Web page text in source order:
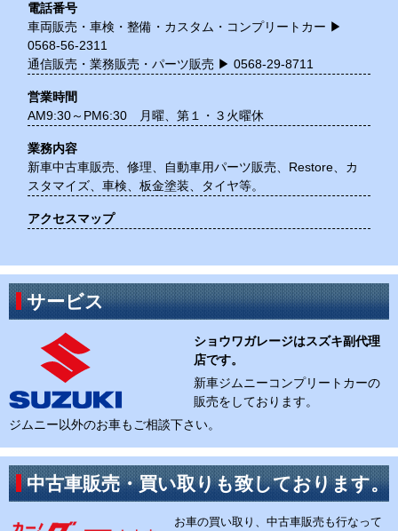
電話番号
車両販売・車検・整備・カスタム・コンプリートカー ▶︎
0568-56-2311
通信販売・業務販売・パーツ販売 ▶︎ 0568-29-8711
営業時間
AM9:30～PM6:30 月曜、第１・３火曜休
業務内容
新車中古車販売、修理、自動車用パーツ販売、Restore、カ
スタマイズ、車検、板金塗装、タイヤ等。
アクセスマップ
サービス
ショウワガレージはスズキ副代理
店です。
新車ジムニーコンプリートカーの
販売をしております。
ジムニー以外のお車もご相談下さい。
中古車販売・買い取りも致しております。
お車の買い取り、中古車販売も行なって